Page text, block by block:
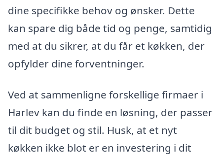
dine specifikke behov og ønsker. Dette
kan spare dig både tid og penge, samtidig
med at du sikrer, at du får et køkken, der
opfylder dine forventninger.
Ved at sammenligne forskellige firmaer i
Harlev kan du finde en løsning, der passer
til dit budget og stil. Husk, at et nyt
køkken ikke blot er en investering i dit